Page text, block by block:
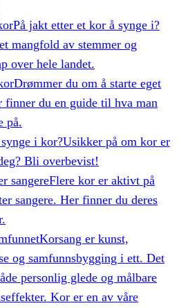
På jakt etter et kor å synge i?
mangfold av stemmer og
over hele landet.
Drømmer du om å starte eget
finner du en guide til hva man
på.
i kor?Usikker på om kor er
Bli overbevist!
sangereFlere kor er aktivt på
sangere. Her finner du deres
Korsang er kunst,
og samfunnsbygging i ett. Det
personlig glede og målbare
Kor er en av våre